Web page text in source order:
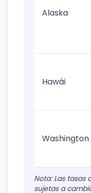
Alaska
Hawái
Washington
Nota: Las
sujetas a